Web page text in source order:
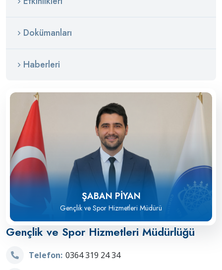
Dokümanları
Haberleri
ŞABAN PİYAN
Gençlik ve Spor Hizmetleri Müdürü
Gençlik ve Spor Hizmetleri Müdürlüğü
Telefon: 0364 319 24 34